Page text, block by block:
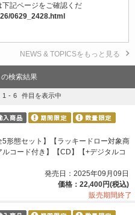
記ページをご確認くだ
0629_2428.html
NEWS & TOPICSをもっと見る
検索結果
1 - 6 件目を表示中
5形態セット】【ラッキードロー対象商
コード付き】【CD】【+デジタルコ
発売日：2025年09月09日
価格：22,400円(税込)
販売期間終了